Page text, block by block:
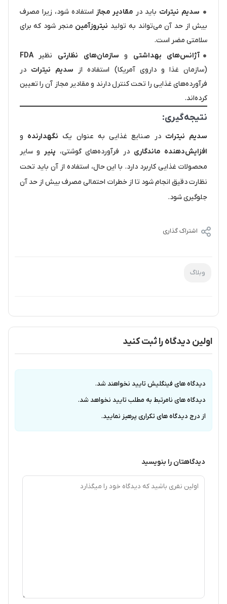
سدیم نیترات باید در مقادیر مجاز استفاده شود، زیرا مصرف
بیش از حد آن می‌تواند به تولید نیتروزآمین منجر شود که برای
سلامتی مضر است.
آژانس‌های بهداشتی و سازمان‌های نظارتی نظیرFDA
(سازمان غذا و داروی آمریکا) استفاده از سدیم نیترات در
فرآورده‌های غذایی را تحت کنترل دارند و مقادیر مجاز آن را تعیین
کرده‌اند.
نتیجه‌گیری:
سدیم نیترات در صنایع غذایی به عنوان یک نگهدارنده و
افزایش‌دهنده ماندگاری در فرآورده‌های گوشتی، پنیر و سایر
محصولات غذایی کاربرد دارد. با این حال، استفاده از آن باید تحت
نظارت دقیق انجام شود تا از خطرات احتمالی مصرف بیش از حد آن
جلوگیری شود.
اشتراک گذاری
وبلاگ
اولین دیدگاه را ثبت کنید
دیدگاه های فینگلیش تایید نخواهند شد.
دیدگاه های نامرتبط به مطلب تایید نخواهد شد.
از درج دیدگاه های تکراری پرهیز نمایید.
دیدگاهتان را بنویسید